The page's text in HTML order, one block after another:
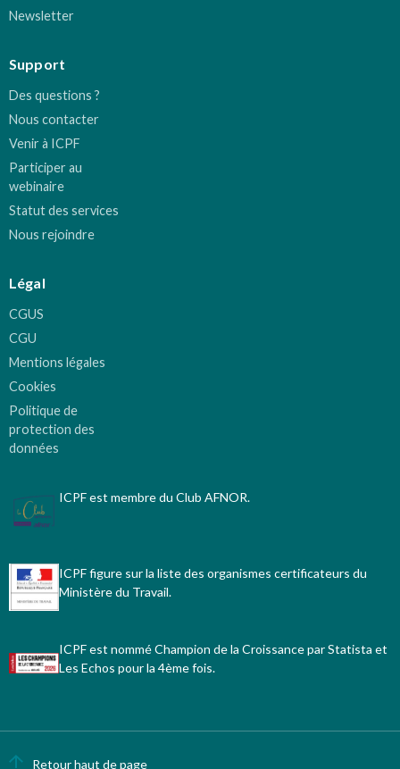
Newsletter
Support
Des questions ?
Nous contacter
Venir à ICPF
Participer au
webinaire
Statut des services
Nous rejoindre
Légal
CGUS
CGU
Mentions légales
Cookies
Politique de
protection des
données
ICPF est membre du Club AFNOR.
ICPF figure sur la liste des organismes certificateurs du
Ministère du Travail.
ICPF est nommé Champion de la Croissance par Statista et
Les Echos pour la 4ème fois.
Retour haut de page